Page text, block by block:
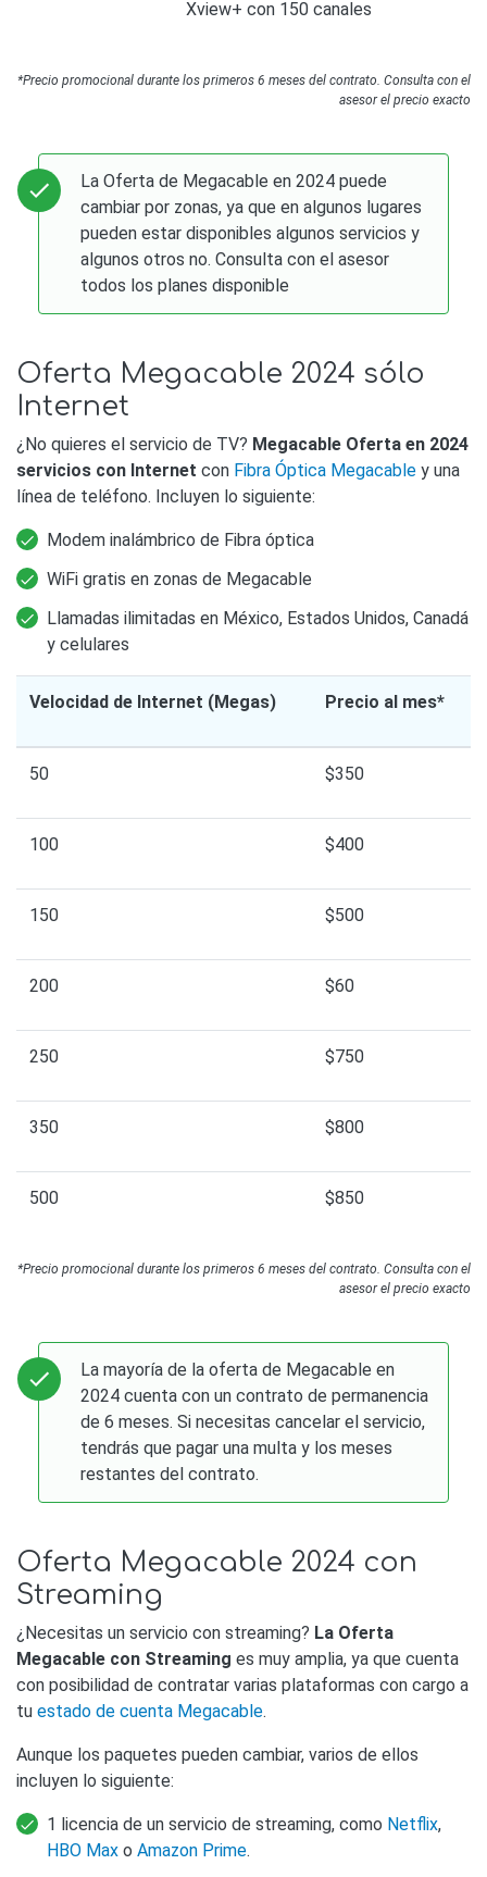
Xview+ con 150 canales
*Precio promocional durante los primeros 6 meses del contrato. Consulta con el
asesor el precio exacto
La Oferta de Megacable en 2024 puede
cambiar por zonas, ya que en algunos lugares
pueden estar disponibles algunos servicios y
algunos otros no. Consulta con el asesor
todos los planes disponible
Oferta Megacable 2024 sólo
Internet
¿No quieres el servicio de TV? Megacable Oferta en 2024
servicios con Internet con Fibra Óptica Megacable y una
línea de teléfono. Incluyen lo siguiente:
Modem inalámbrico de Fibra óptica
WiFi gratis en zonas de Megacable
Llamadas ilimitadas en México, Estados Unidos, Canadá
y celulares
Velocidad de Internet (Megas) Precio al mes*
50 $350
100 $400
150 $500
200 $60
250 $750
350 $800
500 $850
*Precio promocional durante los primeros 6 meses del contrato. Consulta con el
asesor el precio exacto
La mayoría de la oferta de Megacable en
2024 cuenta con un contrato de permanencia
de 6 meses. Si necesitas cancelar el servicio,
tendrás que pagar una multa y los meses
restantes del contrato.
Oferta Megacable 2024 con
Streaming
¿Necesitas un servicio con streaming? La Oferta
Megacable con Streaming es muy amplia, ya que cuenta
con posibilidad de contratar varias plataformas con cargo a
tu estado de cuenta Megacable.
Aunque los paquetes pueden cambiar, varios de ellos
incluyen lo siguiente:
1 licencia de un servicio de streaming, como Netflix,
HBO Max o Amazon Prime.